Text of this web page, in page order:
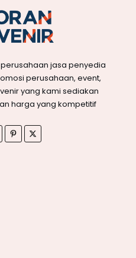
jasa penyedia
perusahaan, event,
yang kami sediakan
harga yang kompetitif